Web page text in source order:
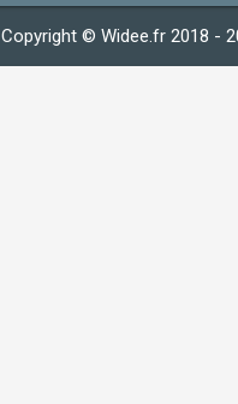
Copyright © Widee.fr 2018 -